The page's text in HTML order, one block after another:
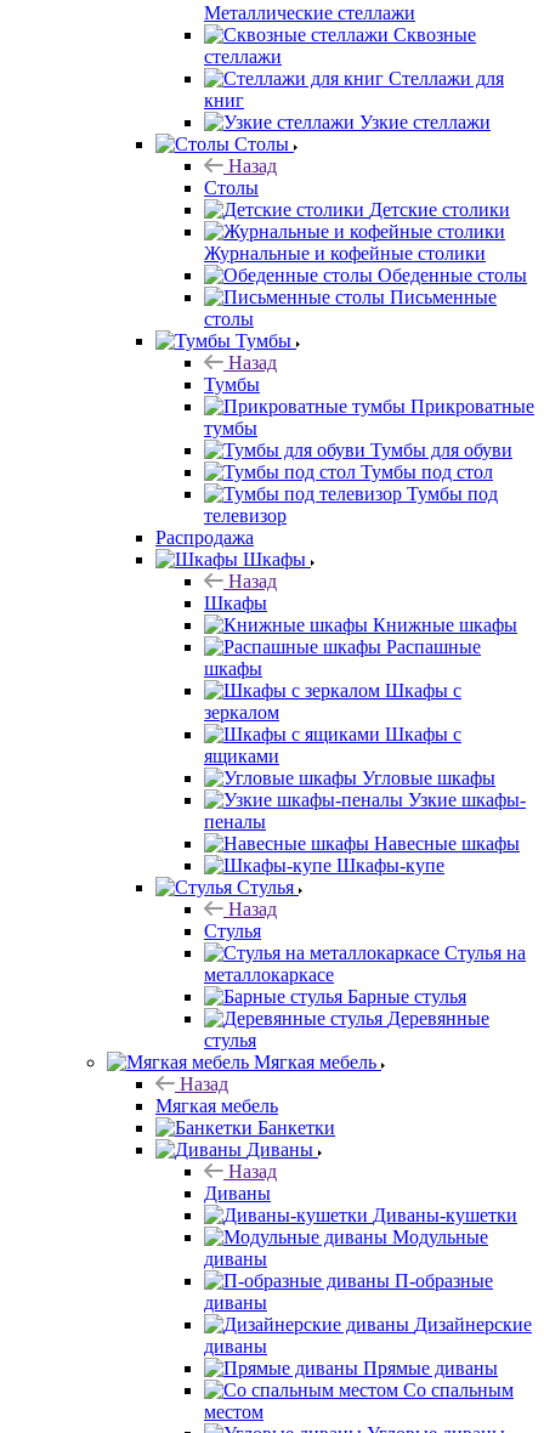
Металлические стеллажи
Сквозные
стеллажи
Стеллажи для
книг
Узкие стеллажи
Столы
Назад
Столы
Детские столики
Журнальные и кофейные столики
Обеденные столы
Письменные
столы
Тумбы
Назад
Тумбы
Прикроватные
тумбы
Тумбы для обуви
Тумбы под стол
Тумбы под
телевизор
Распродажа
Шкафы
Назад
Шкафы
Книжные шкафы
Распашные
шкафы
Шкафы с
зеркалом
Шкафы с
ящиками
Угловые шкафы
Узкие шкафы-
пеналы
Навесные шкафы
Шкафы-купе
Стулья
Назад
Стулья
Стулья на
металлокаркасе
Барные стулья
Деревянные
стулья
Мягкая мебель
Назад
Мягкая мебель
Банкетки
Диваны
Назад
Диваны
Диваны-кушетки
Модульные
диваны
П-образные
диваны
Дизайнерские
диваны
Прямые диваны
Со спальным
местом